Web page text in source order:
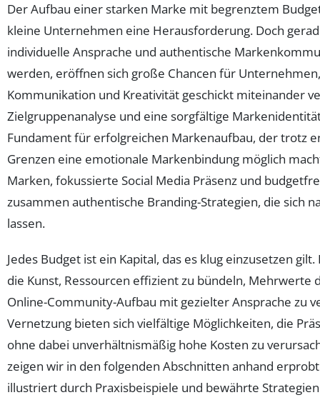
Der Aufbau einer starken Marke mit begrenztem
kleine Unternehmen eine Herausforderung. Doch
individuelle Ansprache und authentische
werden, eröffnen sich große Chancen für
Kommunikation und Kreativität geschickt miteinander
Zielgruppenanalyse und eine sorgfältige
Fundament für erfolgreichen Markenaufbau, der trotz
Grenzen eine emotionale Markenbindung möglich
Marken, fokussierte Social Media Präsenz und
zusammen authentische Branding-Strategien, die sich
lassen.
Jedes Budget ist ein Kapital, das es klug einzusetzen
die Kunst, Ressourcen effizient zu bündeln, Mehrwerte
Online-Community-Aufbau mit gezielter Ansprache zu
Vernetzung bieten sich vielfältige Möglichkeiten, die
ohne dabei unverhältnismäßig hohe Kosten zu
zeigen wir in den folgenden Abschnitten anhand
illustriert durch Praxisbeispiele und bewährte